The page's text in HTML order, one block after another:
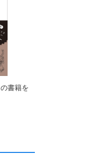
書籍を